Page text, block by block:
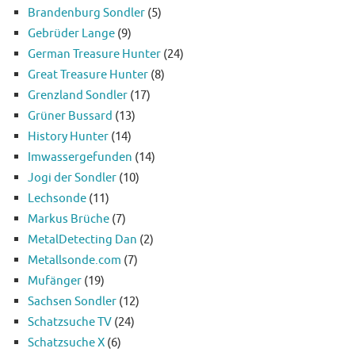
Brandenburg Sondler (5)
Gebrüder Lange (9)
German Treasure Hunter (24)
Great Treasure Hunter (8)
Grenzland Sondler (17)
Grüner Bussard (13)
History Hunter (14)
Imwassergefunden (14)
Jogi der Sondler (10)
Lechsonde (11)
Markus Brüche (7)
MetalDetecting Dan (2)
Metallsonde.com (7)
Mufänger (19)
Sachsen Sondler (12)
Schatzsuche TV (24)
Schatzsuche X (6)